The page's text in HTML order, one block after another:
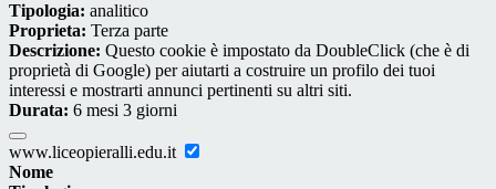
Tipologia: analitico
Proprieta: Terza parte
Descrizione: Questo cookie è impostato da DoubleClick (che è di
proprietà di Google) per aiutarti a costruire un profilo dei tuoi
interessi e mostrarti annunci pertinenti su altri siti.
Durata: 6 mesi 3 giorni
www.liceopieralli.edu.it
Nome